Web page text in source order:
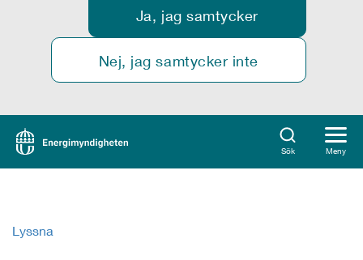
Ja, jag samtycker
Nej, jag samtycker inte
Sök Meny
Lyssna